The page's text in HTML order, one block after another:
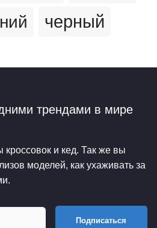
черный
трендами в мире
кроссовок и кед. Так же вы
моделей, как ухаживать за
Подписаться